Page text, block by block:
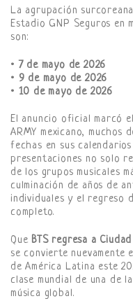
La agrupación
Estadio GNP Seguros en
son:
• 7 de mayo de 2026
• 9 de mayo de 2026
• 10 de mayo de 2026
El anuncio oficial marcó
ARMY mexicano, muchos
fechas en sus
presentaciones no solo
de los grupos musicales
culminación de años de
individuales y el regreso
completo.
Que BTS regresa a
se convierte nuevamente
de América Latina este
clase mundial de una de
música global.